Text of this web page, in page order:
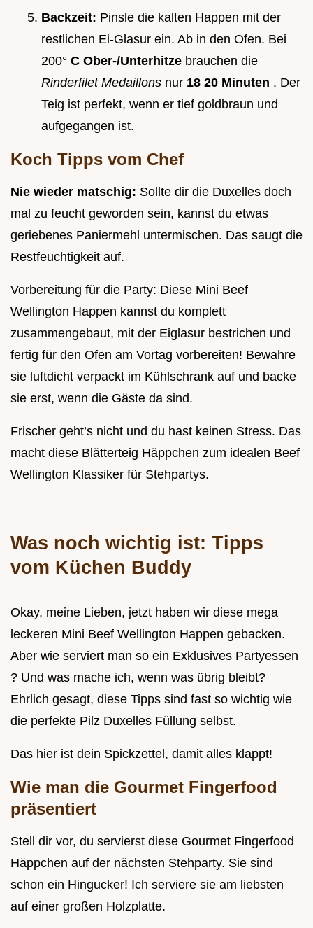
Backzeit: Pinsle die kalten Happen mit der
restlichen Ei-Glasur ein. Ab in den Ofen. Bei
200° C Ober-/Unterhitze brauchen die
Rinderfilet Medaillons nur 18 20 Minuten . Der
Teig ist perfekt, wenn er tief goldbraun und
aufgegangen ist.
Koch Tipps vom Chef
Nie wieder matschig: Sollte dir die Duxelles doch
mal zu feucht geworden sein, kannst du etwas
geriebenes Paniermehl untermischen. Das saugt die
Restfeuchtigkeit auf.
Vorbereitung für die Party: Diese Mini Beef
Wellington Happen kannst du komplett
zusammengebaut, mit der Eiglasur bestrichen und
fertig für den Ofen am Vortag vorbereiten! Bewahre
sie luftdicht verpackt im Kühlschrank auf und backe
sie erst, wenn die Gäste da sind.
Frischer geht’s nicht und du hast keinen Stress. Das
macht diese Blätterteig Häppchen zum idealen Beef
Wellington Klassiker für Stehpartys.
Was noch wichtig ist: Tipps
vom Küchen Buddy
Okay, meine Lieben, jetzt haben wir diese mega
leckeren Mini Beef Wellington Happen gebacken.
Aber wie serviert man so ein Exklusives Partyessen
? Und was mache ich, wenn was übrig bleibt?
Ehrlich gesagt, diese Tipps sind fast so wichtig wie
die perfekte Pilz Duxelles Füllung selbst.
Das hier ist dein Spickzettel, damit alles klappt!
Wie man die Gourmet Fingerfood
präsentiert
Stell dir vor, du servierst diese Gourmet Fingerfood
Häppchen auf der nächsten Stehparty. Sie sind
schon ein Hingucker! Ich serviere sie am liebsten
auf einer großen Holzplatte.